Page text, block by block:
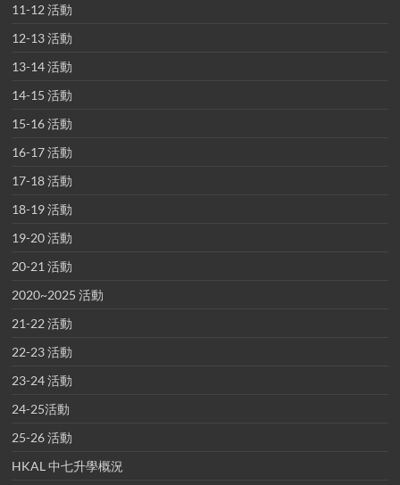
11-12 活動
12-13 活動
13-14 活動
14-15 活動
15-16 活動
16-17 活動
17-18 活動
18-19 活動
19-20 活動
20-21 活動
2020~2025 活動
21-22 活動
22-23 活動
23-24 活動
24-25活動
25-26 活動
HKAL 中七升學概況